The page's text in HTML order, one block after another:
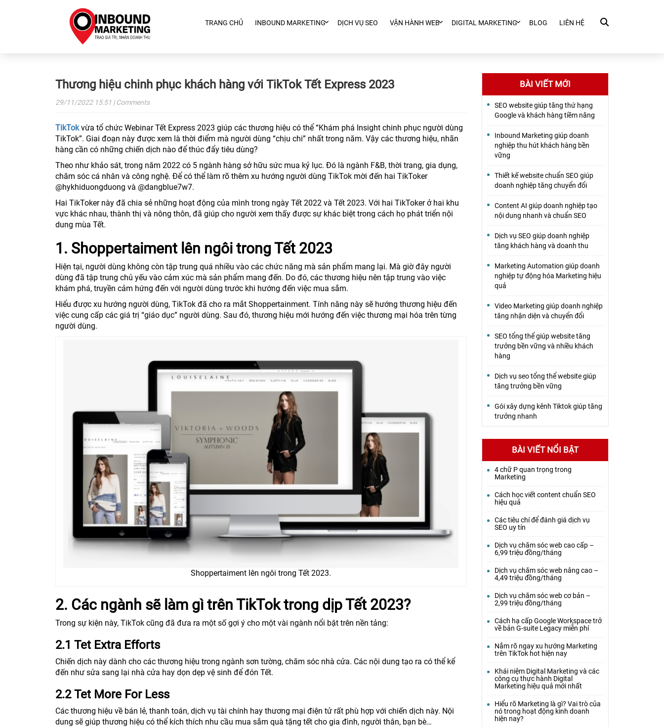
TRANG CHỦ INBOUND MARKETING DỊCH VỤ SEO VẬN HÀNH WEB DIGITAL MARKETING BLOG LIÊN HỆ
Thương hiệu chinh phục khách hàng với TikTok Tết Express 2023
29/11/202215:51 | Comments
TikTokvừa tổ chức Webinar Tết Express 2023 giúp các thương hiệu có thể “Khám phá Insight chinh phục người dùng
TikTok”. Giai đoạn này được xem là thời điểm mà người dùng “chịu chi” nhất trong năm. Vậy các thương hiệu, nhãn
hàng cần có những chiến dịch nào để thúc đẩy tiêu dùng?
Theo như khảo sát, trong năm 2022 có 5 ngành hàng sở hữu sức mua kỷ lục. Đó là ngành F&B, thời trang, gia dụng,
chăm sóc cá nhân và công nghệ. Để có thể làm rõ thêm xu hướng người dùng TikTok mời đến hai TikToker
@hykhiduongduong và @dangblue7w7.
Hai TikToker này đã chia sẻ những hoạt động của mình trong ngày Tết 2022 và Tết 2023. Với hai TikToker ở hai khu
vực khác nhau, thành thị và nông thôn, đã giúp cho người xem thấy được sự khác biệt trong cách họ phát triển nội
dung mùa Tết.
1. Shoppertaiment lên ngôi trong Tết 2023
Hiện tại, người dùng không còn tập trung quá nhiều vào các chức năng mà sản phẩm mang lại. Mà giờ đây người
dùng đã tập trung chủ yếu vào cảm xúc mà sản phẩm mang đến. Do đó, các thương hiệu nên tập trung vào việc
khám phá, truyền cảm hứng đến với người dùng trước khi hướng đến việc mua sắm.
Hiểu được xu hướng người dùng, TikTok đã cho ra mắt Shoppertainment. Tính năng này sẽ hướng thương hiệu đến
việc cung cấp các giá trị “giáo dục” người dùng. Sau đó, thương hiệu mới hướng đến việc thương mại hóa trên từng
người dùng.
Shoppertaiment lên ngôi trong Tết 2023.
2. Các ngành sẽ làm gì trên TikTok trong dịp Tết 2023?
Trong sự kiện này, TikTok cũng đã đưa ra một số gợi ý cho một vài ngành nổi bật trên nền tảng:
2.1 Tet Extra Efforts
Chiến dịch này dành cho các thương hiệu trong ngành sơn tường, chăm sóc nhà cửa. Các nội dung tạo ra có thể kể
đến như sửa sang lại nhà cửa hay dọn dẹp vệ sinh để đón Tết.
2.2 Tet More For Less
Các thương hiệu về bán lẻ, thanh toán, dịch vụ tài chính hay thương mại điện tử rất phù hợp với chiến dịch này. Nội
dung sẽ giúp thương hiệu có thể kích thích nhu cầu mua sắm quà tặng tết cho gia đình, người thân, bạn bè…
BÀI VIẾT MỚI
SEO website giúp tăng thứ hạng
Google và khách hàng tiềm năng
Inbound Marketing giúp doanh
nghiệp thu hút khách hàng bền
vững
Thiết kế website chuẩn SEO giúp
doanh nghiệp tăng chuyển đổi
Content AI giúp doanh nghiệp tạo
nội dung nhanh và chuẩn SEO
Dịch vụ SEO giúp doanh nghiệp
tăng khách hàng và doanh thu
Marketing Automation giúp doanh
nghiệp tự động hóa Marketing hiệu
quả
Video Marketing giúp doanh nghiệp
tăng nhận diện và chuyển đổi
SEO tổng thể giúp website tăng
trưởng bền vững và nhiều khách
hàng
Dịch vụ seo tổng thể website giúp
tăng trưởng bền vững
Gói xây dựng kênh Tiktok giúp tăng
trưởng nhanh
BÀI VIẾT NỔI BẬT
4 chữ P quan trọng trong
Marketing
Cách học viết content chuẩn SEO
hiệu quả
Các tiêu chí để đánh giá dịch vụ
SEO uy tín
Dịch vụ chăm sóc web cao cấp –
6,99 triệu đồng/tháng
Dịch vụ chăm sóc web nâng cao –
4,49 triệu đồng/tháng
Dịch vụ chăm sóc web cơ bản –
2,99 triệu đồng/tháng
Cách hạ cấp Google Workspace trở
về bản G-suite Legacy miễn phí
Nắm rõ ngay xu hướng Marketing
trên TikTok hot hiện nay
Khái niệm Digital Marketing và các
công cụ thực hành Digital
Marketing hiệu quả mới nhất
Hiểu rõ Marketing là gì? Vai trò của
nó trong hoạt động kinh doanh
hiện nay?